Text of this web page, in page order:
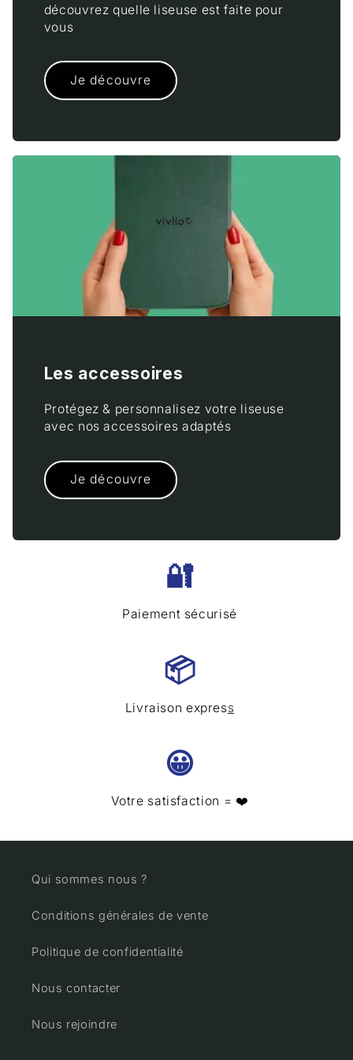
découvrez quelle liseuse est faite pour
vous
Je découvre
Les accessoires
Protégez & personnalisez votre liseuse
avec nos accessoires adaptés
Je découvre
🔐
Paiement sécurisé
📦
Livraison express
😀
Votre satisfaction = ❤️
Qui sommes nous ?
Conditions générales de vente
Politique de confidentialité
Nous contacter
Nous rejoindre